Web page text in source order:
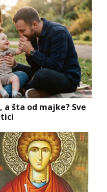
šta od majke? Sve